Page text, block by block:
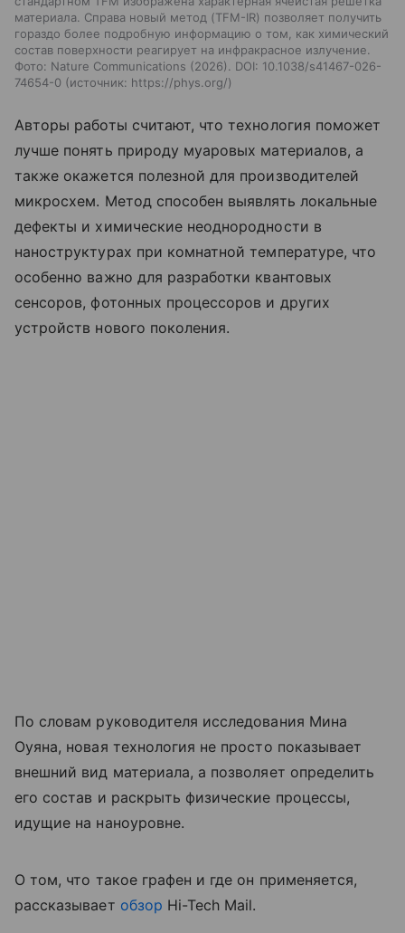
материала. Справа новый метод (TFM-IR) позволяет получить
гораздо более подробную информацию о том, как химический
состав поверхности реагирует на инфракрасное излучение.
Фото: Nature Communications (2026). DOI: 10.1038/s41467-026-
74654-0
источник: https://phys.org/
Авторы работы считают, что технология поможет
лучше понять природу муаровых материалов, а
также окажется полезной для производителей
микросхем. Метод способен выявлять локальные
дефекты и химические неоднородности в
наноструктурах при комнатной температуре, что
особенно важно для разработки квантовых
сенсоров, фотонных процессоров и других
устройств нового поколения.
По словам руководителя исследования Мина
Оуяна, новая технология не просто показывает
внешний вид материала, а позволяет определить
его состав и раскрыть физические процессы,
идущие на наноуровне.
О том, что такое графен и где он применяется,
рассказывает обзор Hi-Tech Mail.